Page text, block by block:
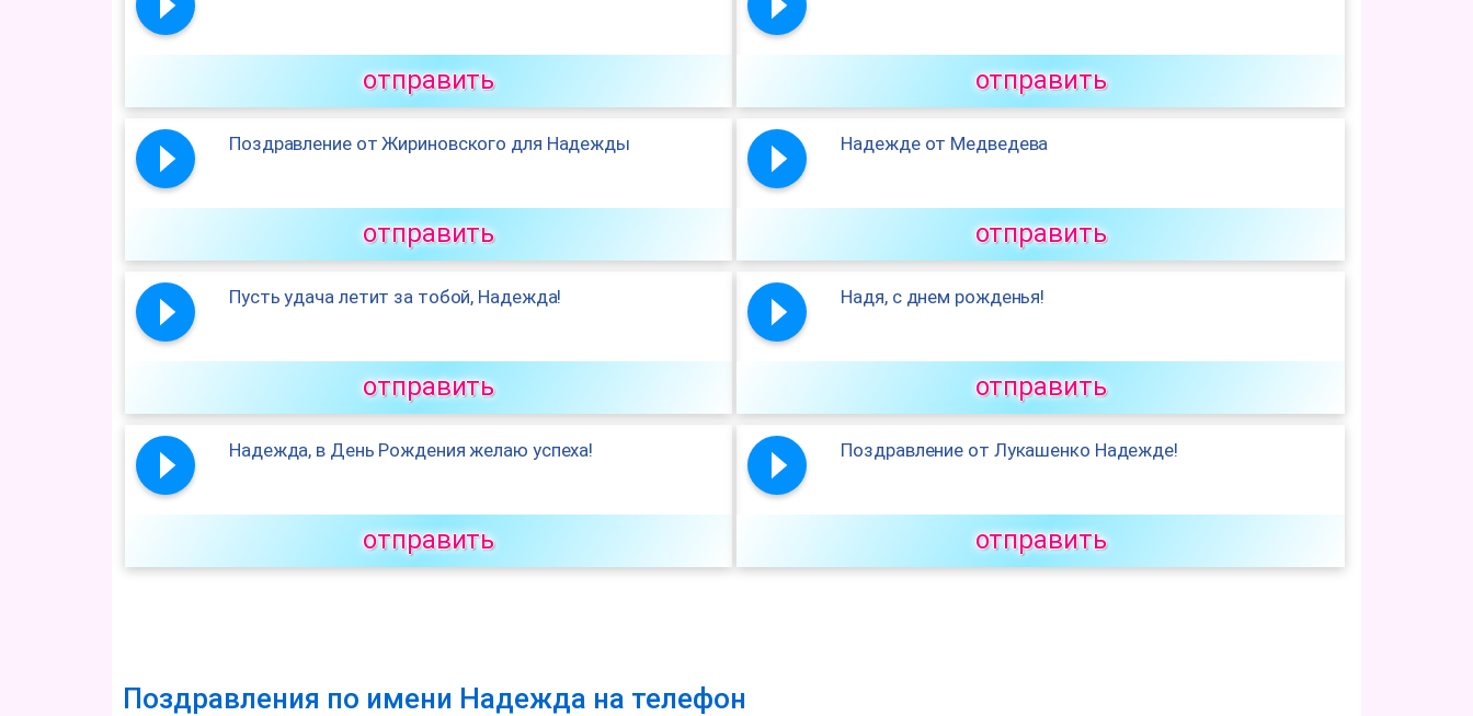
отправить отправить
Поздравление от Жириновского для Надежды
отправить
Надежде от Медведева
отправить
Пусть удача летит за тобой, Надежда!
отправить
Надя, с днем рожденья!
отправить
Надежда, в День Рождения желаю успеха!
отправить
Поздравление от Лукашенко Надежде!
отправить
Поздравления по имени Надежда на телефон